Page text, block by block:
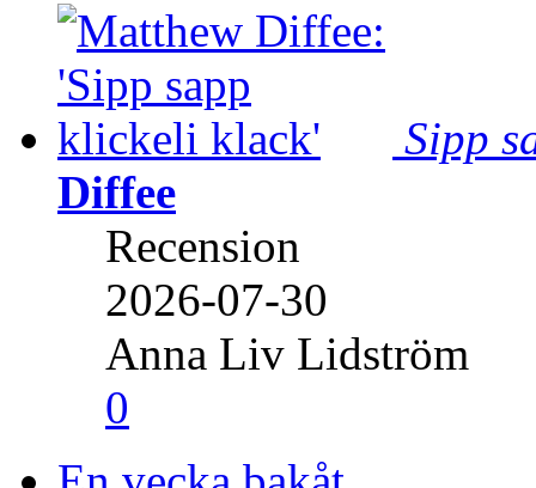
Sipp
Diffee
Recension
2026-07-30
Anna Liv Lidström
0